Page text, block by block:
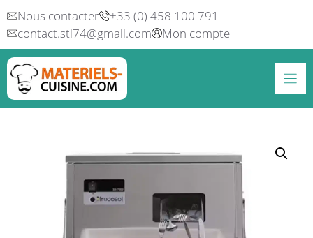
Aller
au
contenu
Nous contacter
+33 (0) 458 100 791
contact.stl74@gmail.com
Mon compte